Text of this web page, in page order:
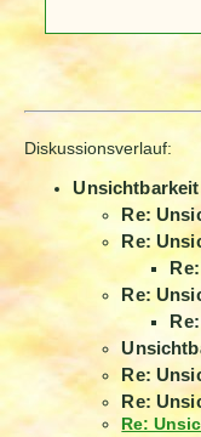
Diskussionsverlauf:
Re:
Re:
Re:
Re:
Re:
Re: